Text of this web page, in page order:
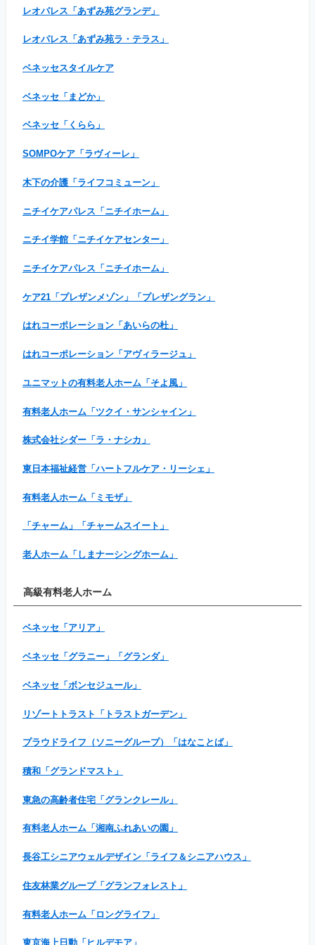
レオパレス「あずみ苑グランデ」
レオパレス「あずみ苑ラ・テラス」
ベネッセスタイルケア
ベネッセ「まどか」
ベネッセ「くらら」
SOMPOケア「ラヴィーレ」
木下の介護「ライフコミューン」
ニチイケアパレス「ニチイホーム」
ニチイ学館「ニチイケアセンター」
ニチイケアパレス「ニチイホーム」
ケア21「プレザンメゾン」「プレザングラン」
はれコーポレーション「あいらの杜」
はれコーポレーション「アヴィラージュ」
ユニマットの有料老人ホーム「そよ風」
有料老人ホーム「ツクイ・サンシャイン」
株式会社シダー「ラ・ナシカ」
東日本福祉経営「ハートフルケア・リーシェ」
有料老人ホーム「ミモザ」
「チャーム」「チャームスイート」
老人ホーム「しまナーシングホーム」
高級有料老人ホーム
ベネッセ「アリア」
ベネッセ「グラニー」「グランダ」
ベネッセ「ボンセジュール」
リゾートトラスト「トラストガーデン」
プラウドライフ（ソニーグループ）「はなことば」
積和「グランドマスト」
東急の高齢者住宅「グランクレール」
有料老人ホーム「湘南ふれあいの園」
長谷工シニアウェルデザイン「ライフ＆シニアハウス」
住友林業グループ「グランフォレスト」
有料老人ホーム「ロングライフ」
東京海上日動「ヒルデモア」